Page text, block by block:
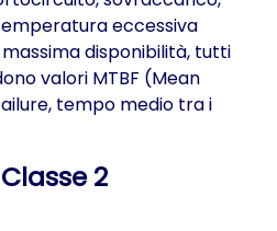
eccessiva
disponibilità, tutti
valori MTBF (Mean
tempo medio tra i
2